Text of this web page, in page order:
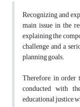
Recognizing and
main issue in the
explaining the
challenge and a
planning goals.
Therefore, in order
conducted with
educational justice